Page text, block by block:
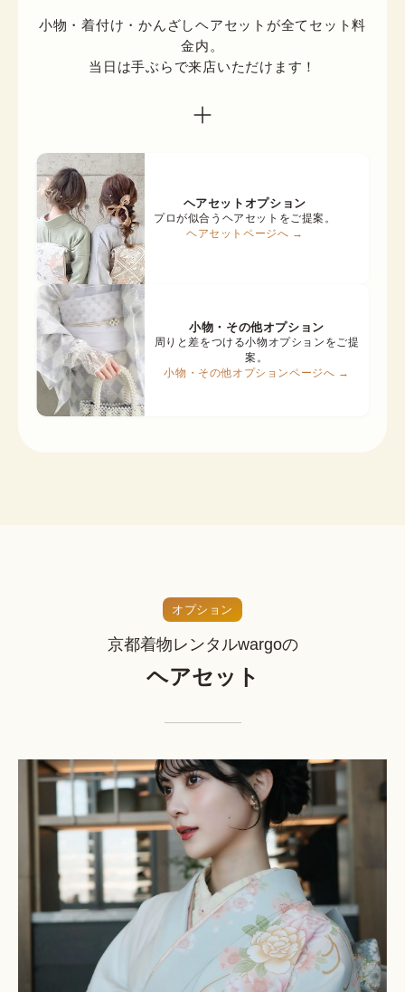
小物・着付け・かんざしヘアセットが全てセット料
金内。
当日は手ぶらで来店いただけます！
ヘアセットオプション
プロが似合うヘアセットをご提案。
ヘアセットページへ →
小物・その他オプション
周りと差をつける小物オプションをご提
案。
小物・その他オプションページへ →
オプション
京都着物レンタルwargoの
ヘアセット